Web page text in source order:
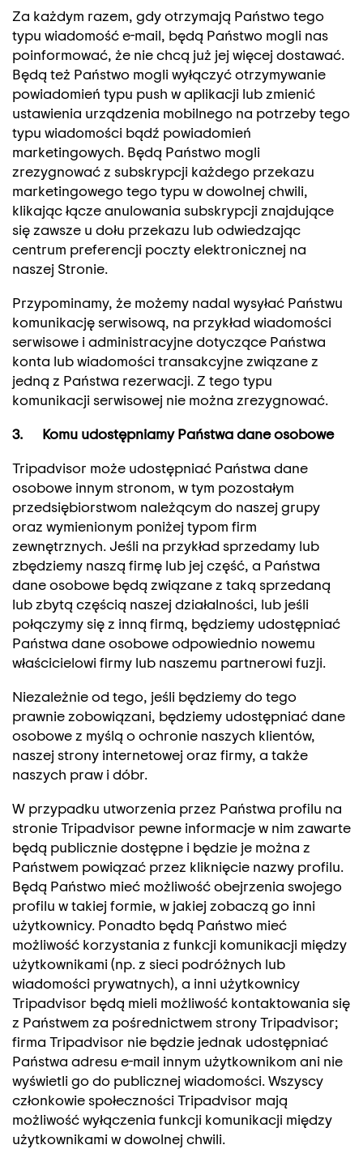
Za każdym razem, gdy otrzymają Państwo tego
typu wiadomość e-mail, będą Państwo mogli nas
poinformować, że nie chcą już jej więcej dostawać.
Będą też Państwo mogli wyłączyć otrzymywanie
powiadomień typu push w aplikacji lub zmienić
ustawienia urządzenia mobilnego na potrzeby tego
typu wiadomości bądź powiadomień
marketingowych. Będą Państwo mogli
zrezygnować z subskrypcji każdego przekazu
marketingowego tego typu w dowolnej chwili,
klikając łącze anulowania subskrypcji znajdujące
się zawsze u dołu przekazu lub odwiedzając
centrum preferencji poczty elektronicznej na
naszej Stronie.
Przypominamy, że możemy nadal wysyłać Państwu
komunikację serwisową, na przykład wiadomości
serwisowe i administracyjne dotyczące Państwa
konta lub wiadomości transakcyjne związane z
jedną z Państwa rezerwacji. Z tego typu
komunikacji serwisowej nie można zrezygnować.
3. Komu udostępniamy Państwa dane osobowe
Tripadvisor może udostępniać Państwa dane
osobowe innym stronom, w tym pozostałym
przedsiębiorstwom należącym do naszej grupy
oraz wymienionym poniżej typom firm
zewnętrznych. Jeśli na przykład sprzedamy lub
zbędziemy naszą firmę lub jej część, a Państwa
dane osobowe będą związane z taką sprzedaną
lub zbytą częścią naszej działalności, lub jeśli
połączymy się z inną firmą, będziemy udostępniać
Państwa dane osobowe odpowiednio nowemu
właścicielowi firmy lub naszemu partnerowi fuzji.
Niezależnie od tego, jeśli będziemy do tego
prawnie zobowiązani, będziemy udostępniać dane
osobowe z myślą o ochronie naszych klientów,
naszej strony internetowej oraz firmy, a także
naszych praw i dóbr.
W przypadku utworzenia przez Państwa profilu na
stronie Tripadvisor pewne informacje w nim zawarte
będą publicznie dostępne i będzie je można z
Państwem powiązać przez kliknięcie nazwy profilu.
Będą Państwo mieć możliwość obejrzenia swojego
profilu w takiej formie, w jakiej zobaczą go inni
użytkownicy. Ponadto będą Państwo mieć
możliwość korzystania z funkcji komunikacji między
użytkownikami (np. z sieci podróżnych lub
wiadomości prywatnych), a inni użytkownicy
Tripadvisor będą mieli możliwość kontaktowania się
z Państwem za pośrednictwem strony Tripadvisor;
firma Tripadvisor nie będzie jednak udostępniać
Państwa adresu e-mail innym użytkownikom ani nie
wyświetli go do publicznej wiadomości. Wszyscy
członkowie społeczności Tripadvisor mają
możliwość wyłączenia funkcji komunikacji między
użytkownikami w dowolnej chwili.